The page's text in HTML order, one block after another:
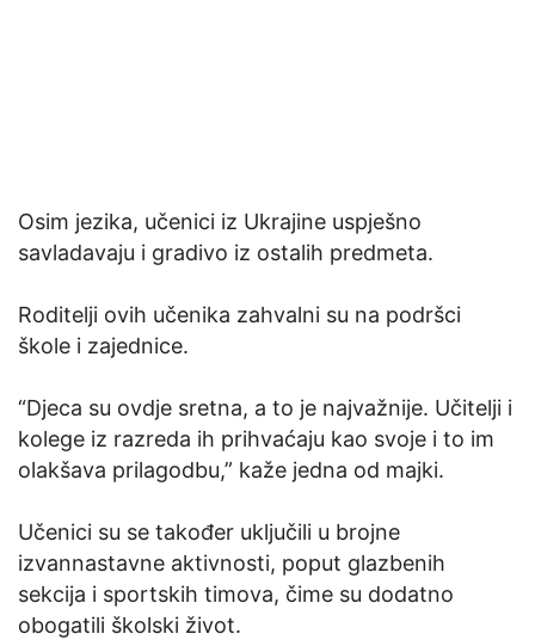
Osim jezika, učenici iz Ukrajine uspješno
savladavaju i gradivo iz ostalih predmeta.
Roditelji ovih učenika zahvalni su na podršci
škole i zajednice.
“Djeca su ovdje sretna, a to je najvažnije. Učitelji i
kolege iz razreda ih prihvaćaju kao svoje i to im
olakšava prilagodbu,” kaže jedna od majki.
Učenici su se također uključili u brojne
izvannastavne aktivnosti, poput glazbenih
sekcija i sportskih timova, čime su dodatno
obogatili školski život.